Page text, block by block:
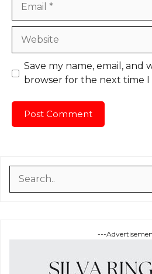
Website
Save my name, email, and
browser for the next time I
---